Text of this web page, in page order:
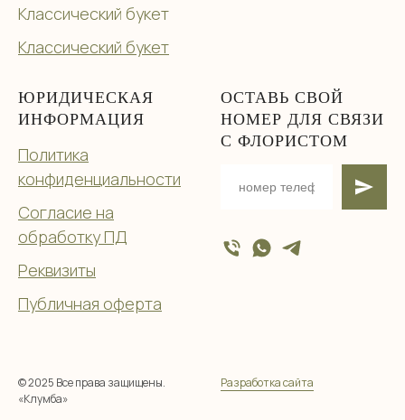
Классический букет
Классический букет
ЮРИДИЧЕСКАЯ
ИНФОРМАЦИЯ
Политика
конфиденциальности
Согласие на
обработку ПД
Реквизиты
Публичная оферта
ОСТАВЬ СВОЙ
НОМЕР ДЛЯ СВЯЗИ
С ФЛОРИСТОМ
© 2025 Все права защищены.
«Клумба»
Разработка сайта